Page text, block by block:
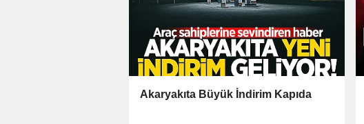
Akaryakıta Büyük İndirim Kapıda